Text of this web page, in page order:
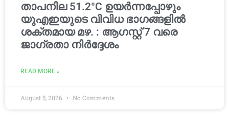
താപനില 51.2°C ഉയർന്നപ്പോഴും
യുഎഇയുടെ വിവിധ ഭാഗങ്ങളിൽ
ശക്തമായ മഴ. : ആഗസ്റ്റ് 7 വരെ
ജാഗ്രതാ നിർദ്ദേശം
READ MORE »
August 5, 2026 No Comments